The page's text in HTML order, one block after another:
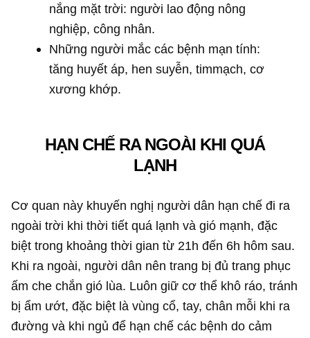
nắng mặt trời: người lao động nông
nghiệp, công nhân.
Những người mắc các bệnh mạn tính:
tăng huyết áp, hen suyễn, timmạch, cơ
xương khớp.
HẠN CHẾ RA NGOÀI KHI QUÁ
LẠNH
Cơ quan này khuyến nghị người dân hạn chế đi ra
ngoài trời khi thời tiết quá lạnh và gió mạnh, đặc
biệt trong khoảng thời gian từ 21h đến 6h hôm sau.
Khi ra ngoài, người dân nên trang bị đủ trang phục
ấm che chắn gió lùa. Luôn giữ cơ thể khô ráo, tránh
bị ẩm ướt, đặc biệt là vùng cổ, tay, chân mỗi khi ra
đường và khi ngủ để hạn chế các bệnh do cảm